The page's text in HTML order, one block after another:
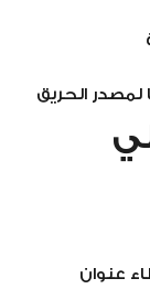
لمصدر الحريق
عنوان